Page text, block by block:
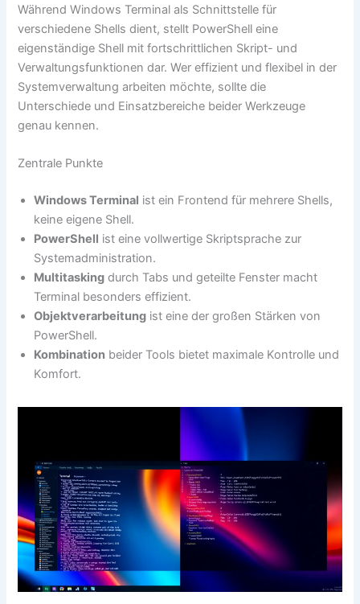
Während Windows Terminal als Schnittstelle für
verschiedene Shells dient, stellt PowerShell eine
eigenständige Shell mit fortschrittlichen Skript- und
Verwaltungsfunktionen dar. Wer effizient und flexibel in der
Systemverwaltung arbeiten möchte, sollte die
Unterschiede und Einsatzbereiche beider Werkzeuge
genau kennen.
Zentrale Punkte
Windows Terminal ist ein Frontend für mehrere Shells,
keine eigene Shell.
PowerShell ist eine vollwertige Skriptsprache zur
Systemadministration.
Multitasking durch Tabs und geteilte Fenster macht
Terminal besonders effizient.
Objektverarbeitung ist eine der großen Stärken von
PowerShell.
Kombination beider Tools bietet maximale Kontrolle und
Komfort.